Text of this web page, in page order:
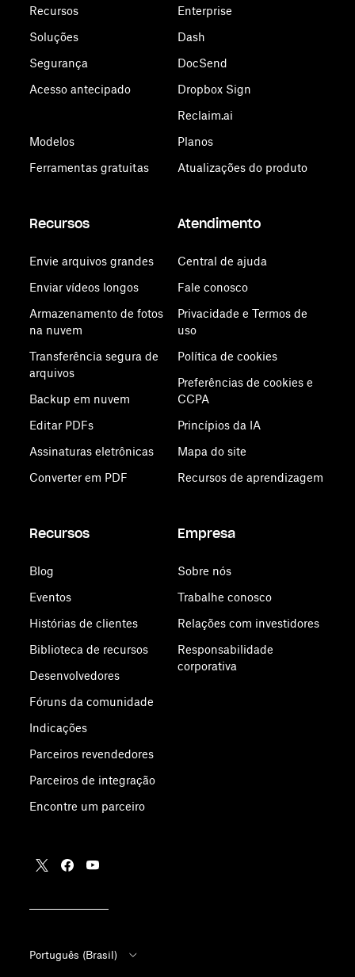
Recursos
Soluções
Segurança
Acesso antecipado
Modelos
Ferramentas gratuitas
Enterprise
Dash
DocSend
Dropbox Sign
Reclaim.ai
Planos
Atualizações do produto
Recursos
Envie arquivos grandes
Enviar vídeos longos
Armazenamento de fotos
na nuvem
Transferência segura de
arquivos
Backup em nuvem
Editar PDFs
Assinaturas eletrônicas
Converter em PDF
Atendimento
Central de ajuda
Fale conosco
Privacidade e Termos de
uso
Política de cookies
Preferências de cookies e
CCPA
Princípios da IA
Mapa do site
Recursos de aprendizagem
Recursos
Blog
Eventos
Histórias de clientes
Biblioteca de recursos
Desenvolvedores
Fóruns da comunidade
Indicações
Parceiros revendedores
Parceiros de integração
Encontre um parceiro
Empresa
Sobre nós
Trabalhe conosco
Relações com investidores
Responsabilidade
corporativa
Português (Brasil)